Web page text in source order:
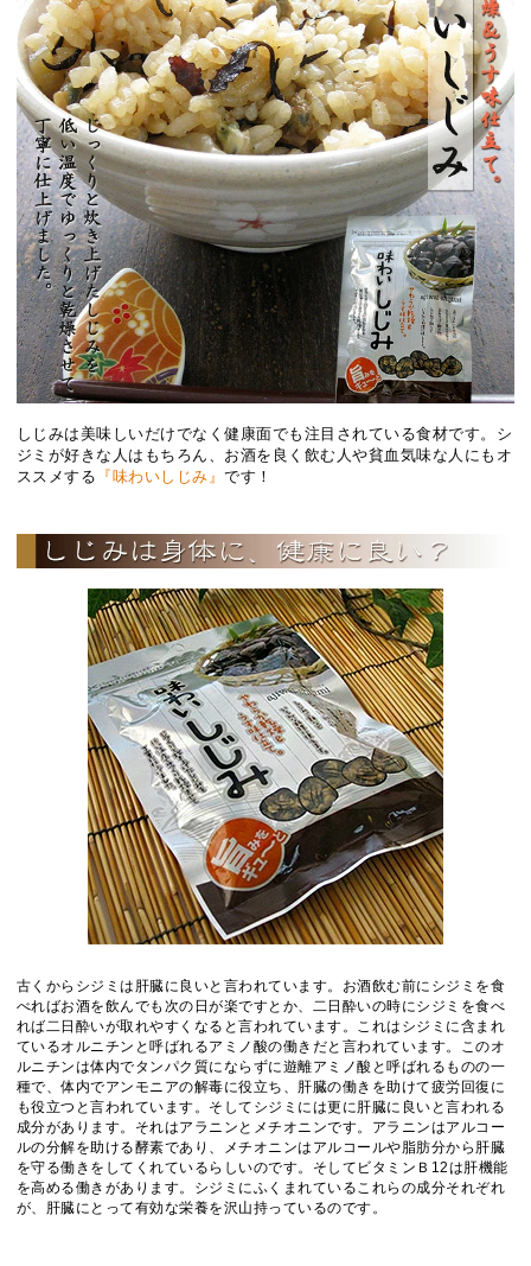
しじみは美味しいだけでなく健康面でも注目されている食材です。シ
ジミが好きな人はもちろん、お酒を良く飲む人や貧血気味な人にもオ
ススメする 『味わいしじみ』です！
古くからシジミは肝臓に良いと言われています。お酒飲む前にシジミを食
べればお酒を飲んでも次の日が楽ですとか、二日酔いの時にシジミを食べ
れば二日酔いが取れやすくなると言われています。これはシジミに含まれ
ているオルニチンと呼ばれるアミノ酸の働きだと言われています。このオ
ルニチンは体内でタンパク質にならずに遊離アミノ酸と呼ばれるものの一
種で、体内でアンモニアの解毒に役立ち、肝臓の働きを助けて疲労回復に
も役立つと言われています。そしてシジミには更に肝臓に良いと言われる
成分があります。それはアラニンとメチオニンです。アラニンはアルコー
ルの分解を助ける酵素であり、メチオニンはアルコールや脂肪分から肝臓
を守る働きをしてくれているらしいのです。そしてビタミンＢ12は肝機能
を高める働きがあります。シジミにふくまれているこれらの成分それぞれ
が、肝臓にとって有効な栄養を沢山持っているのです。